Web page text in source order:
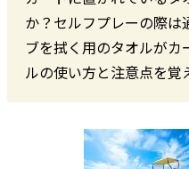
か？セルフプレーの際は
ブを拭く用のタオルがカ
ルの使い方と注意点を覚